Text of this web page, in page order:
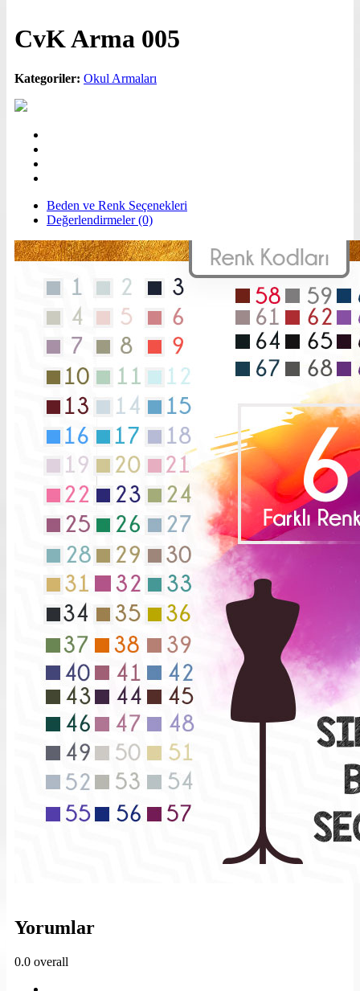
CvK Arma 005
Kategoriler: Okul Armaları
Beden ve Renk Seçenekleri
Değerlendirmeler (0)
Yorumlar
0.0 overall